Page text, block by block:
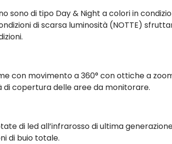
sono di tipo Day & Night a colori in
di scarsa luminosità (NOTTE)
con movimento a 360° con ottiche a
di copertura delle aree da monitorare.
di led all’infrarosso di ultima
di buio totale.